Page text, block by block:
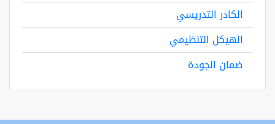
الكادر التدريسي
الهيكل التنظيمي
ضمان الجودة